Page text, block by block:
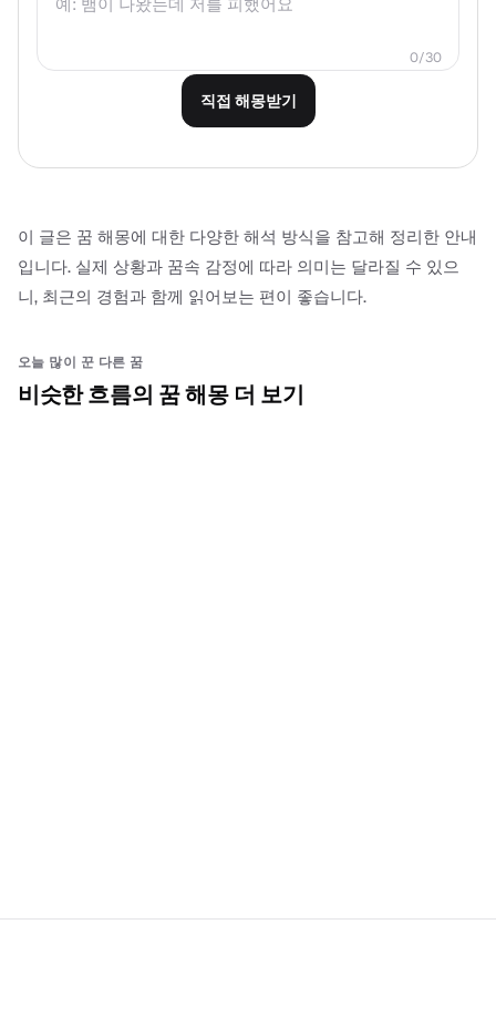
0/30
직접 해몽받기
이 글은 꿈 해몽에 대한 다양한 해석 방식을 참고해 정리한 안내
입니다. 실제 상황과 꿈속 감정에 따라 의미는 달라질 수 있으
니, 최근의 경험과 함께 읽어보는 편이 좋습니다.
오늘 많이 꾼 다른 꿈
비슷한 흐름의 꿈 해몽 더 보기